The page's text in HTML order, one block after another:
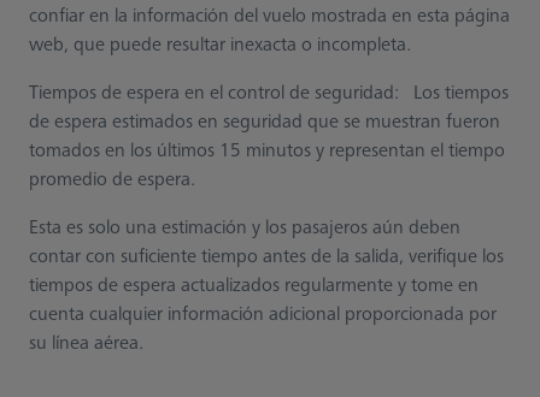
confiar en la información del vuelo mostrada en esta página
web, que puede resultar inexacta o incompleta.
Tiempos de espera en el control de seguridad: Los tiempos
de espera estimados en seguridad que se muestran fueron
tomados en los últimos 15 minutos y representan el tiempo
promedio de espera.
Esta es solo una estimación y los pasajeros aún deben
contar con suficiente tiempo antes de la salida, verifique los
tiempos de espera actualizados regularmente y tome en
cuenta cualquier información adicional proporcionada por
su línea aérea.